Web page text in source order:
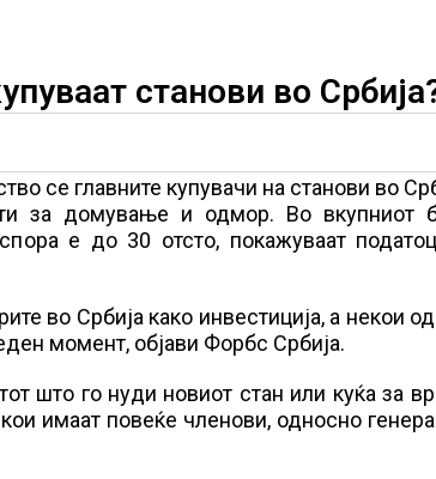
станови во
се главните купувачи на станови во
за домување и одмор. Во вкупниот
е до 30 отсто, покажуваат
во Србија како инвестиција, а некои
момент, објави Форбс Србија.
што го нуди новиот стан или куќа за
имаат повеќе членови, односно